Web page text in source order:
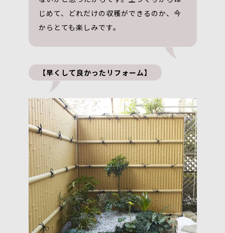
じめて、どれだけの収穫ができるのか、今
からとても楽しみです。
【早くして良かったリフォーム】